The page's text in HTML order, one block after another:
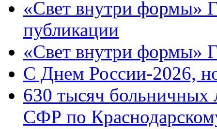
«Свет внутри формы»
публикации
«Свет внутри формы»
C Днем России-2026,
630 тысяч больничных
СФР по